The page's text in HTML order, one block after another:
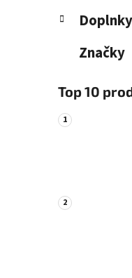
Doplnky
Značky
Top 10